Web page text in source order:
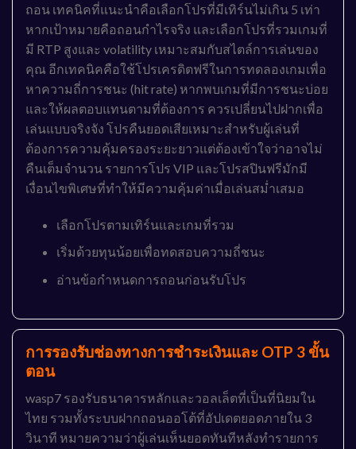
ถอน เทคนิคที่แนะนำคือเลือกโปรที่มีเทิร์นไม่เกิน 5 เท่า
หากเป้าหมายคือถอนกำไรจริง และเลือกโปรที่รวมเกมที่
มี RTP สูงและ volatility เหมาะสมกับสไตล์การเล่นของ
คุณ อีกเทคนิคคือใช้โปรเครดิตฟรีในการทดลองเกมเพื่อ
หาความถี่การชนะ (hit rate) หากพบเกมที่มีการชนะบ่อย
และให้ผลตอบแทนตามที่ต้องการ ควรเปลี่ยนไปฝากเพื่อ
เล่นแบบจริงจัง โปรคืนยอดเสียเหมาะสำหรับผู้เล่นที่
ต้องการความคุ้มครองระยะยาวแต่ต้องเข้าใจว่าอาจไม่
คืนเต็มจำนวน รายการโปร VIP และโปรสปินฟรีมักมี
เงื่อนไขพิเศษที่ทำให้มีความคุ้มค่าเมื่อเล่นสม่ำเสมอ
เลือกโปรตามเทิร์นและเกมที่รวม
เริ่มด้วยทุนน้อยเพื่อทดสอบความถี่ชนะ
อ่านข้อกำหนดการถอนก่อนรับโปร
การรองรับช่องทางการชำระเงินและ OTP 3 ขั้น
ตอน
wasp7 รองรับธนาคารหลักและวอลเล็ตที่เป็นที่นิยมใน
ไทย รวมทั้งระบบฝากถอนออโต้ที่อัปเดตยอดภายใน 3
วินาที หมายความว่าผู้เล่นเห็นยอดทันทีหลังทำรายการ